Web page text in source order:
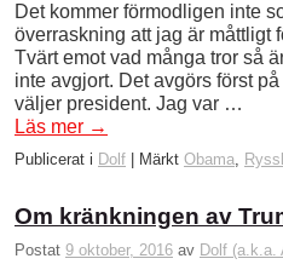
Det kommer förmodligen inte
överraskning att jag är måttligt
Tvärt emot vad många tror så
inte avgjort. Det avgörs först
väljer president. Jag var …
Läs mer →
Publicerat i Dolf Märkt Obama,
Om kränkningen av
Postat 9 oktober, 2016 av Dolf (a.k.a.